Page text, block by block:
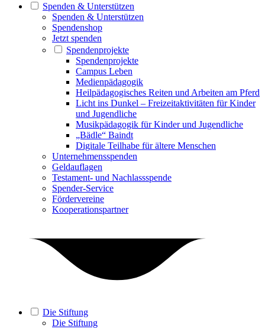
Spenden & Unterstützen
Spenden & Unterstützen
Spendenshop
Jetzt spenden
Spendenprojekte
Spendenprojekte
Campus Leben
Medienpädagogik
Heilpädagogisches Reiten und Arbeiten am Pferd
Licht ins Dunkel – Freizeitaktivitäten für Kinder
und Jugendliche
Musikpädagogik für Kinder und Jugendliche
„Bädle“ Baindt
Digitale Teilhabe für ältere Menschen
Unternehmensspenden
Geldauflagen
Testament- und Nachlassspende
Spender-Service
Fördervereine
Kooperationspartner
Die Stiftung
Die Stiftung